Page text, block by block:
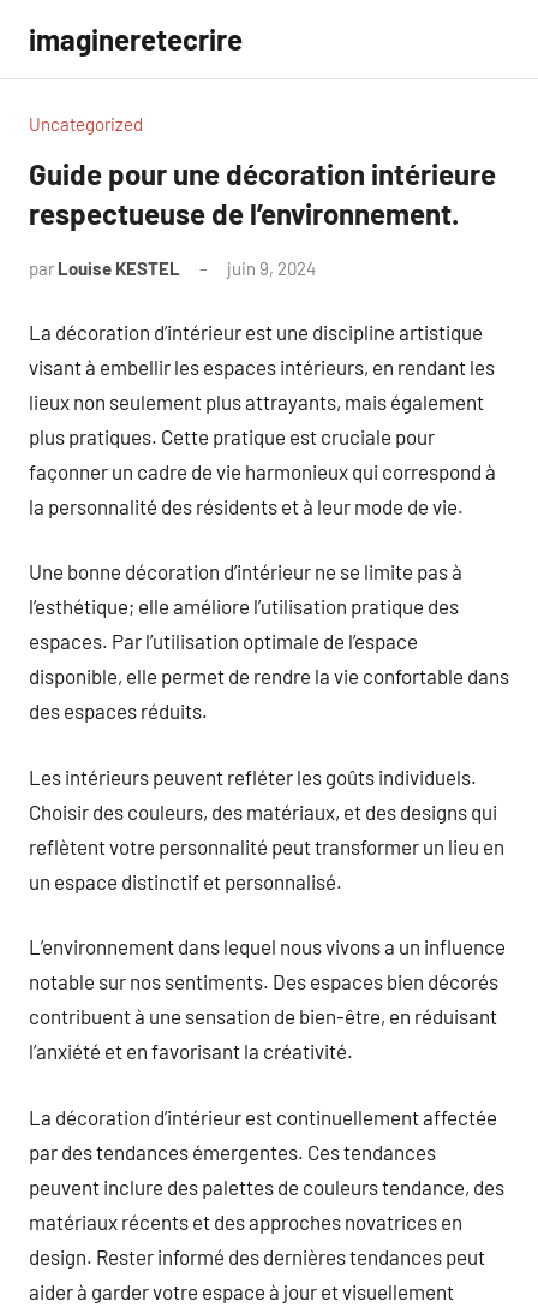
contenu
imagineretecrire
Uncategorized
Guide pour une décoration intérieure
respectueuse de l’environnement.
par Louise KESTEL juin 9, 2024
La décoration d’intérieur est une discipline artistique
visant à embellir les espaces intérieurs, en rendant les
lieux non seulement plus attrayants, mais également
plus pratiques. Cette pratique est cruciale pour
façonner un cadre de vie harmonieux qui correspond à
la personnalité des résidents et à leur mode de vie.
Une bonne décoration d’intérieur ne se limite pas à
l’esthétique; elle améliore l’utilisation pratique des
espaces. Par l’utilisation optimale de l’espace
disponible, elle permet de rendre la vie confortable dans
des espaces réduits.
Les intérieurs peuvent refléter les goûts individuels.
Choisir des couleurs, des matériaux, et des designs qui
reflètent votre personnalité peut transformer un lieu en
un espace distinctif et personnalisé.
L’environnement dans lequel nous vivons a un influence
notable sur nos sentiments. Des espaces bien décorés
contribuent à une sensation de bien-être, en réduisant
l’anxiété et en favorisant la créativité.
La décoration d’intérieur est continuellement affectée
par des tendances émergentes. Ces tendances
peuvent inclure des palettes de couleurs tendance, des
matériaux récents et des approches novatrices en
design. Rester informé des dernières tendances peut
aider à garder votre espace à jour et visuellement